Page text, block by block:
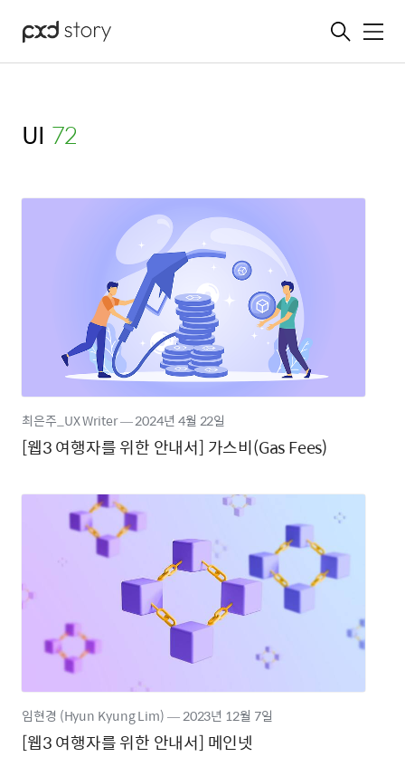
메뉴
UI (72)
[웹3 여행자를 위한 안내서] 가스비(Gas Fees)
최은주_UX Writer―2024년 4월 22일
[웹3 여행자를 위한 안내서] 메인넷
임현경 (Hyun Kyung Lim)―2023년 12월 7일